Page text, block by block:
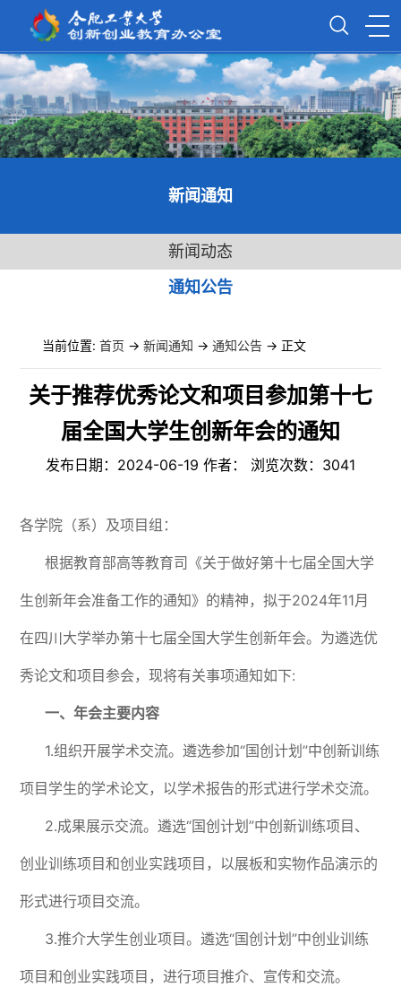
新闻通知
新闻动态
通知公告
当前位置:首页 ->新闻通知 ->通知公告 -> 正文
关于推荐优秀论文和项目参加第十七
届全国大学生创新年会的通知
发布日期：2024-06-19 作者： 浏览次数： 3041
各学院（系）及项目组：
根据教育部高等教育司《关于做好第十七届全国大学
生创新年会准备工作的通知》的精神，拟于2024年11月
在四川大学举办第十七届全国大学生创新年会。为遴选优
秀论文和项目参会，现将有关事项通知如下:
一、年会主要内容
1.组织开展学术交流。遴选参加“国创计划”中创新训练
项目学生的学术论文，以学术报告的形式进行学术交流。
2.成果展示交流。遴选“国创计划”中创新训练项目、
创业训练项目和创业实践项目，以展板和实物作品演示的
形式进行项目交流。
3.推介大学生创业项目。遴选“国创计划”中创业训练
项目和创业实践项目，进行项目推介、宣传和交流。